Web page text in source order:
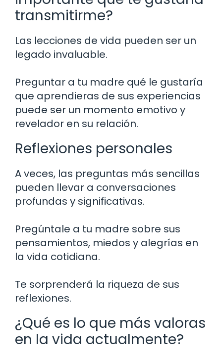
transmitirme?
Las lecciones de vida pueden ser un
legado invaluable.
Preguntar a tu madre qué le gustaría
que aprendieras de sus experiencias
puede ser un momento emotivo y
revelador en su relación.
Reflexiones personales
A veces, las preguntas más sencillas
pueden llevar a conversaciones
profundas y significativas.
Pregúntale a tu madre sobre sus
pensamientos, miedos y alegrías en
la vida cotidiana.
Te sorprenderá la riqueza de sus
reflexiones.
¿Qué es lo que más valoras
en la vida actualmente?